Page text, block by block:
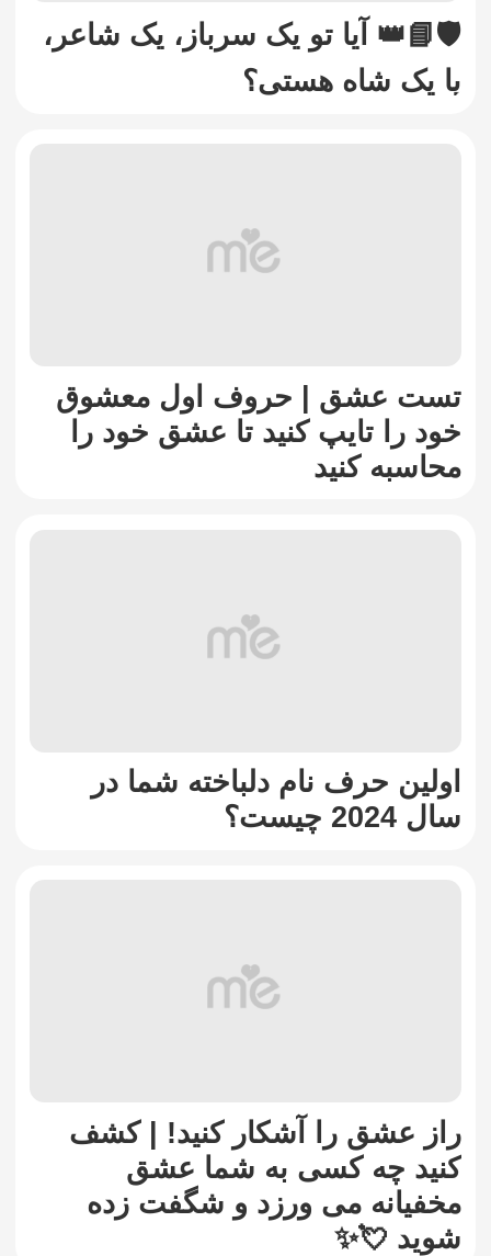
🛡️📘👑 آیا تو یک سرباز، یک شاعر،
یا یک شاه هستی؟
تست عشق | حروف اول معشوق
خود را تایپ کنید تا عشق خود را
محاسبه کنید
اولین حرف نام دلباخته شما در
سال 2024 چیست؟
راز عشق را آشکار کنید! | کشف
کنید چه کسی به شما عشق
مخفیانه می ورزد و شگفت زده
شوید 💘✨